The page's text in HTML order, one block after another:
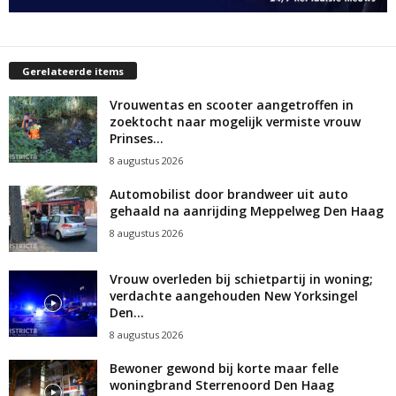
Gerelateerde items
Vrouwentas en scooter aangetroffen in
zoektocht naar mogelijk vermiste vrouw
Prinses...
8 augustus 2026
Automobilist door brandweer uit auto
gehaald na aanrijding Meppelweg Den Haag
8 augustus 2026
Vrouw overleden bij schietpartij in woning;
verdachte aangehouden New Yorksingel
Den...
8 augustus 2026
Bewoner gewond bij korte maar felle
woningbrand Sterrenoord Den Haag